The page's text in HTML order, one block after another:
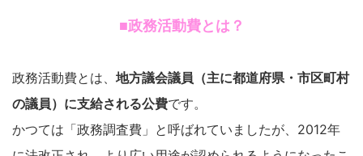
■政務活動費とは？
政務活動費とは、 地方議会議員（主に都道府県・市区町村
の議員）に支給される公費です。
かつては「政務調査費」と呼ばれていましたが、2012年